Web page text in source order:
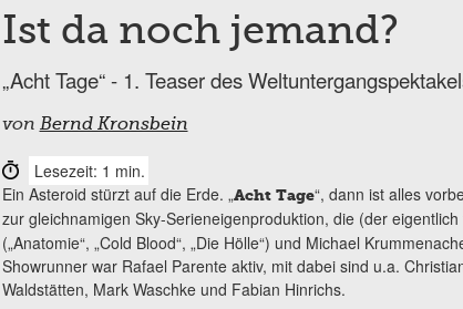
Ist da noch jemand?
„Acht Tage“ - 1. Teaser des
von Bernd Kronsbein
Lesezeit: 1 min.
Ein Asteroid stürzt auf die Erde. „Acht Tage“, dann ist alles
zur gleichnamigen Sky-Serieneigenproduktion, die (der eigentlich
(„Anatomie“, „Cold Blood“, „Die Hölle“) und Michael
Showrunner war Rafael Parente aktiv, mit dabei sind u.a.
Waldstätten, Mark Waschke und Fabian Hinrichs.